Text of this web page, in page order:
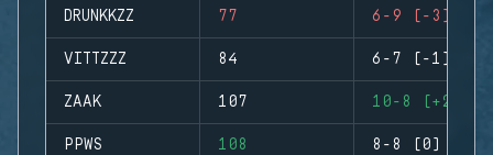
DRUNKKZZ 77 6-9 (-3)
VITTZZZ 84 6-7 (-1)
ZAAK 107 10-8 (+2)
PPWS 108 8-8 (0)